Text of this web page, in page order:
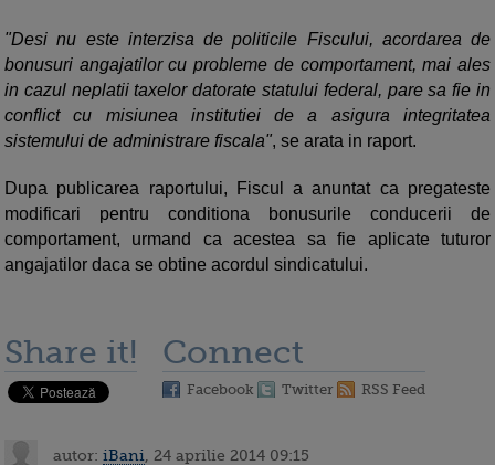
"Desi nu este interzisa de politicile Fiscului, acordarea de
bonusuri angajatilor cu probleme de comportament, mai ales
in cazul neplatii taxelor datorate statului federal, pare sa fie in
conflict cu misiunea institutiei de a asigura integritatea
sistemului de administrare fiscala", se arata in raport.
Dupa publicarea raportului, Fiscul a anuntat ca pregateste
modificari pentru conditiona bonusurile conducerii de
comportament, urmand ca acestea sa fie aplicate tuturor
angajatilor daca se obtine acordul sindicatului.
Share it! Connect
Facebook Twitter RSS Feed
autor: iBani , 24 aprilie 2014 09:15